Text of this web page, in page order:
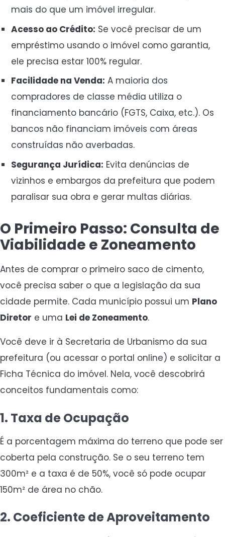
mais do que um imóvel irregular.
Acesso ao Crédito: Se você precisar de um
empréstimo usando o imóvel como garantia,
ele precisa estar 100% regular.
Facilidade na Venda: A maioria dos
compradores de classe média utiliza o
financiamento bancário (FGTS, Caixa, etc.). Os
bancos não financiam imóveis com áreas
construídas não averbadas.
Segurança Jurídica: Evita denúncias de
vizinhos e embargos da prefeitura que podem
paralisar sua obra e gerar multas diárias.
O Primeiro Passo: Consulta de
Viabilidade e Zoneamento
Antes de comprar o primeiro saco de cimento,
você precisa saber o que a legislação da sua
cidade permite. Cada município possui um Plano
Diretor e uma Lei de Zoneamento.
Você deve ir à Secretaria de Urbanismo da sua
prefeitura (ou acessar o portal online) e solicitar a
Ficha Técnica do imóvel. Nela, você descobrirá
conceitos fundamentais como:
1. Taxa de Ocupação
É a porcentagem máxima do terreno que pode ser
coberta pela construção. Se o seu terreno tem
300m² e a taxa é de 50%, você só pode ocupar
150m² de área no chão.
2. Coeficiente de Aproveitamento